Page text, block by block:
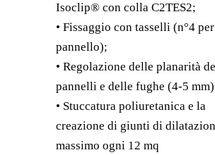
Isoclip® con colla C2TES2;
• Fissaggio con tasselli (n°4 per
pannello);
• Regolazione delle planarità
pannelli e delle fughe (4-5
• Stuccatura poliuretanica e la
creazione di giunti di
massimo ogni 12 mq